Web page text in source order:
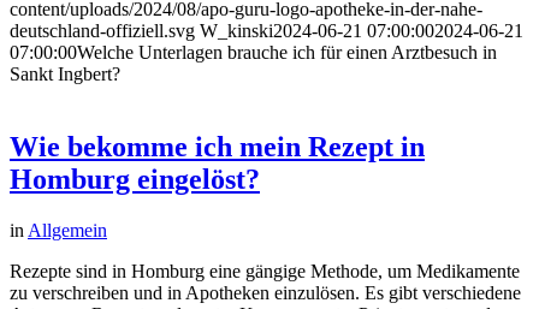
content/uploads/2024/08/apo-guru-logo-apotheke-in-der-nahe-
deutschland-offiziell.svg W_kinski2024-06-21 07:00:002024-06-21
07:00:00Welche Unterlagen brauche ich für einen Arztbesuch in
Sankt Ingbert?
Wie bekomme ich mein Rezept in
Homburg eingelöst?
in Allgemein
Rezepte sind in Homburg eine gängige Methode, um Medikamente
zu verschreiben und in Apotheken einzulösen. Es gibt verschiedene